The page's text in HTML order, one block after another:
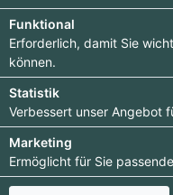
Newsletter
Melden Sie sich für
Neuigkeiten mehr zu
Funktional
Erforderlich, damit Sie
können.
Statistik
Verbessert unser Angebot
Marketing
Ermöglicht für Sie